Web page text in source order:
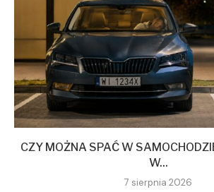
CZY MOŻNA SPAĆ W
W...
7 sierpnia 2026